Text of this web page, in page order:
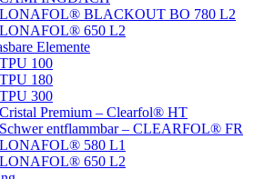
LONAFOL® BLACKOUT BO 780 L2
LONAFOL® 650 L2
Elemente
TPU 100
TPU 180
TPU 300
Cristal Premium – Clearfol® HT
Schwer entflammbar – CLEARFOL® FR
LONAFOL® 580 L1
LONAFOL® 650 L2